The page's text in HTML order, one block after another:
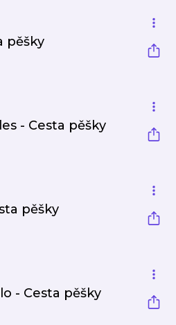
pěšky
- Cesta pěšky
pěšky
- Cesta pěšky